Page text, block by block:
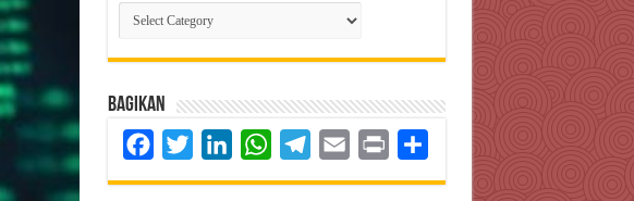
Kategori
Berita
Bagikan
FacebookTwitterLinkedInWhatsAppTelegram
Email Print